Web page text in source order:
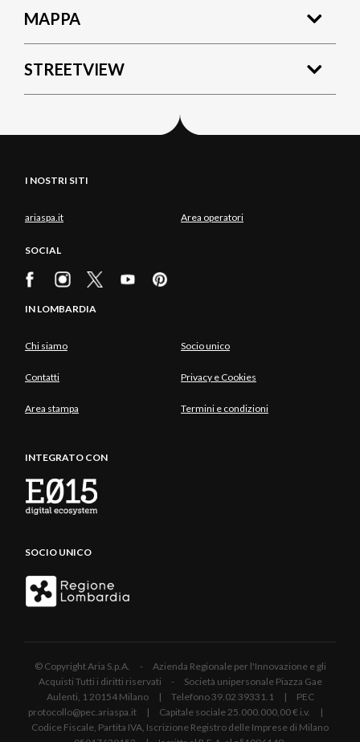
MAPPA
STREETVIEW
I NOSTRI SITI
ariaspa.it Area operatori
SOCIAL
IN LOMBARDIA
Chi siamo Socio unico
Contatti Privacy e Cookies
Area stampa Termini e condizioni
INTEGRATO CON
SOCIO UNICO
© Copyright Aria S.p.A. - Azienda Regionale per l'Innovazione e gli
Acquisti Tutti i diritti riservati - Società unipersonale Piazza Gae
Aulenti, 1 20154 Milano | Telefono 39.02 39331.1 | PEC
protocollo@pec.ariaspa.it | Capitale sociale 25.000.000,00 € i.v. |
Codice Fiscale, Partita IVA, Iscrizione Registro delle Imprese di Milano